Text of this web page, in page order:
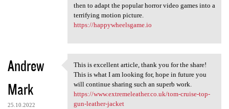
then to adapt the popular horror video games into a
terrifying motion picture.
https://happywheelsgame.io
Andrew
Mark
25.10.2022
This is excellent article,
This is excellent article, thank you for the share!
This is what I am looking for, hope in future you
will continue sharing such an superb work.
https://www.extremeleather.co.uk/tom-cruise-top-
gun-leather-jacket